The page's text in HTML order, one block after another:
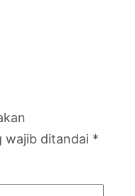
wajib ditandai *